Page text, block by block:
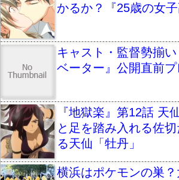
かるか？『25歳の女
キャスト・監督勢揃
ベーター』公開直前
『地獄楽』第12話 天
と足を踏み入れる佐
る天仙「牡丹」
横浜はポケモンの巣？